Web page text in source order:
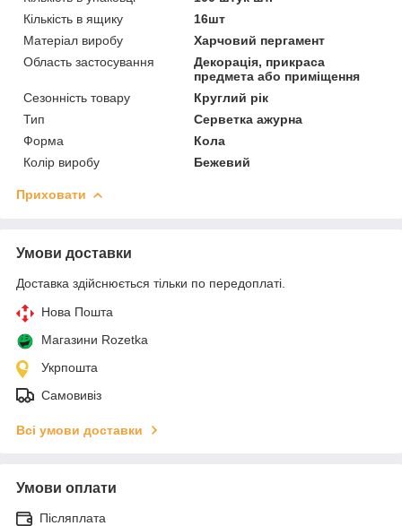
Кількість в ящику
16шт
Матеріал виробу
Харчовий пергамент
Область застосування
Декорація, прикраса
предмета або приміщення
Сезонність товару
Круглий рік
Тип
Серветка ажурна
Форма
Кола
Колір виробу
Бежевий
Приховати
Умови доставки
Доставка здійснюється тільки по передоплаті.
Нова Пошта
Магазини Rozetka
Укрпошта
Самовивіз
Всі умови доставки
Умови оплати
Післяплата